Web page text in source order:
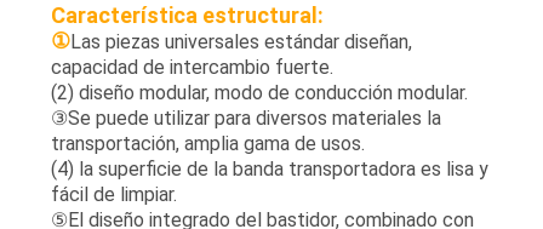
Característica estructural:
①Las piezas universales estándar diseñan,
capacidad de intercambio fuerte.
(2) diseño modular, modo de conducción modular.
③Se puede utilizar para diversos materiales la
transportación, amplia gama de usos.
(4) la superficie de la banda transportadora es lisa y
fácil de limpiar.
⑤El diseño integrado del bastidor, combinado con